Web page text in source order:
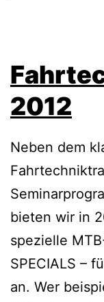
2012
Neben dem
bieten wir in
spezielle
SPECIALS –
an. Wer